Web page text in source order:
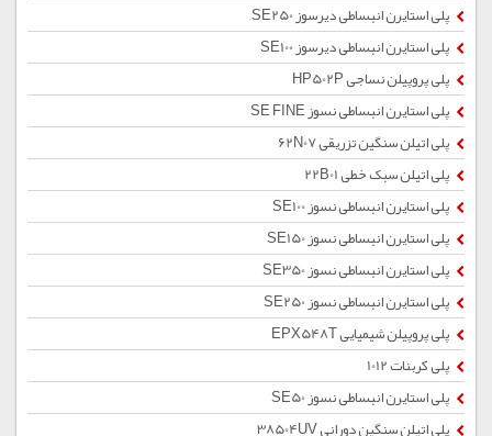
پلی استایرن انبساطی دیرسوز SE250
پلی استایرن انبساطی دیرسوز SE100
پلی پروپیلن نساجی HP502P
پلی استایرن انبساطی نسوز SE FINE
پلی اتیلن سنگین تزریقی 62N07
پلی اتیلن سبک خطی 22B01
پلی استایرن انبساطی نسوز SE100
پلی استایرن انبساطی نسوز SE150
پلی استایرن انبساطی نسوز SE350
پلی استایرن انبساطی نسوز SE250
پلی پروپیلن شیمیایی EPX548T
پلی کربنات 1012
پلی استایرن انبساطی نسوز SE50
پلی اتیلن سنگین دورانی 38504UV